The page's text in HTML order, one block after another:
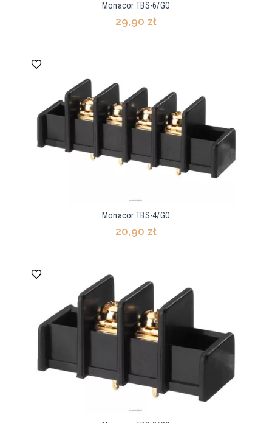
Monacor TBS-6/GO
29,90 zł
Monacor TBS-4/GO
20,90 zł